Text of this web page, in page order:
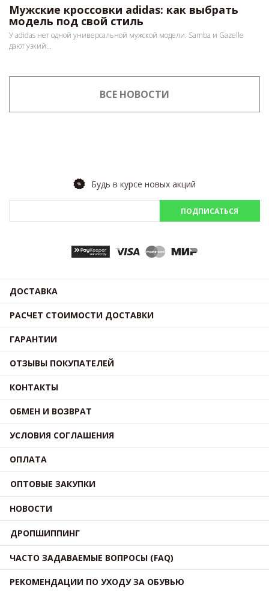
Мужские кроссовки adidas: как выбрать
модель под свой стиль
У adidas нет одной универсальной мужской модели: Samba и Gazelle
дают узкий...
ВСЕ НОВОСТИ
Будь в курсе новых акций
ПОДПИСАТЬСЯ
ДОСТАВКА
РАСЧЕТ СТОИМОСТИ ДОСТАВКИ
ГАРАНТИИ
ОТЗЫВЫ ПОКУПАТЕЛЕЙ
КОНТАКТЫ
ОБМЕН И ВОЗВРАТ
УСЛОВИЯ СОГЛАШЕНИЯ
ОПЛАТА
ОПТОВЫЕ ЗАКУПКИ
НОВОСТИ
ДРОПШИППИНГ
ЧАСТО ЗАДАВАЕМЫЕ ВОПРОСЫ (FAQ)
РЕКОМЕНДАЦИИ ПО УХОДУ ЗА ОБУВЬЮ